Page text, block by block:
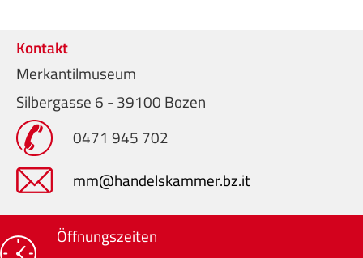
Kontakt
Merkantilmuseum
Silbergasse 6 - 39100 Bozen
0471 945 702
mm@handelskammer.bz.it
Öffnungszeiten